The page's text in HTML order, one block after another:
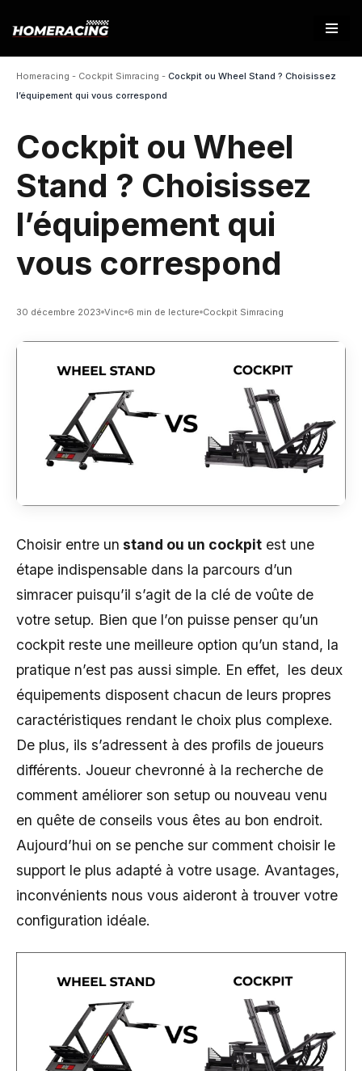
contenu
Homeracing - Cockpit Simracing - Cockpit ou Wheel Stand ? Choisissez
l’équipement qui vous correspond
Cockpit ou Wheel
Stand ? Choisissez
l’équipement qui
vous correspond
30 décembre 2023 Vinc 6 min de lecture Cockpit Simracing
Choisir entre un stand ou un cockpit est une
étape indispensable dans la parcours d’un
simracer puisqu’il s’agit de la clé de voûte de
votre setup. Bien que l’on puisse penser qu’un
cockpit reste une meilleure option qu’un stand, la
pratique n’est pas aussi simple. En effet, les deux
équipements disposent chacun de leurs propres
caractéristiques rendant le choix plus complexe.
De plus, ils s’adressent à des profils de joueurs
différents. Joueur chevronné à la recherche de
comment améliorer son setup ou nouveau venu
en quête de conseils vous êtes au bon endroit.
Aujourd’hui on se penche sur comment choisir le
support le plus adapté à votre usage. Avantages,
inconvénients nous vous aideront à trouver votre
configuration idéale.